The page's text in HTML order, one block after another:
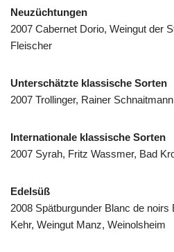
Neuzüchtungen
2007 Cabernet Dorio, Weingut der
Fleischer
Unterschätzte klassische Sorten
2007 Trollinger, Rainer
Internationale klassische Sorten
2007 Syrah, Fritz Wassmer, Bad
Edelsüß
2008 Spätburgunder Blanc de
Kehr, Weingut Manz, Weinolsheim